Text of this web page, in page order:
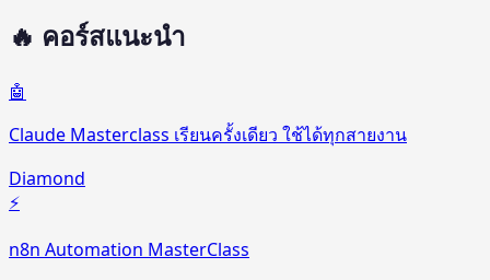
🔥 คอร์สแนะนำ
🤖
Claude Masterclass เรียนครั้งเดียว ใช้ได้ทุกสายงาน
Diamond
⚡
n8n Automation MasterClass